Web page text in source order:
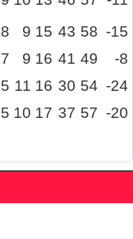
8 9 15 43 58 -15
7 9 16 41 49
-8
5 11 16 30 54 -24
5 10 17 37 57 -20